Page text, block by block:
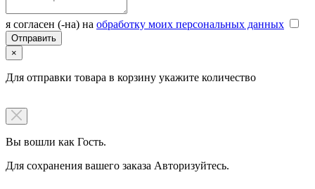
я согласен (-на) на обработку моих персональных данных
×
Для отправки товара в корзину укажите количество
Вы вошли как Гость.
Для сохранения вашего заказа Авторизуйтесь.